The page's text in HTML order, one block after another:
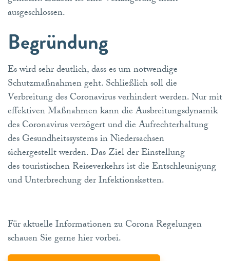
ausgeschlossen.
Begründung
Es wird sehr deutlich, dass es um notwendige
Schutzmaßnahmen geht. Schließlich soll die
Verbreitung des Coronavirus verhindert werden. Nur mit
effektiven Maßnahmen kann die Ausbreitungsdynamik
des Coronavirus verzögert und die Aufrechterhaltung
des Gesundheitssystems in Niedersachsen
sichergestellt werden. Das Ziel der Einstellung
des touristischen Reiseverkehrs ist die Entschleunigung
und Unterbrechung der Infektionsketten.
Für aktuelle Informationen zu Corona Regelungen
schauen Sie gerne hier vorbei.